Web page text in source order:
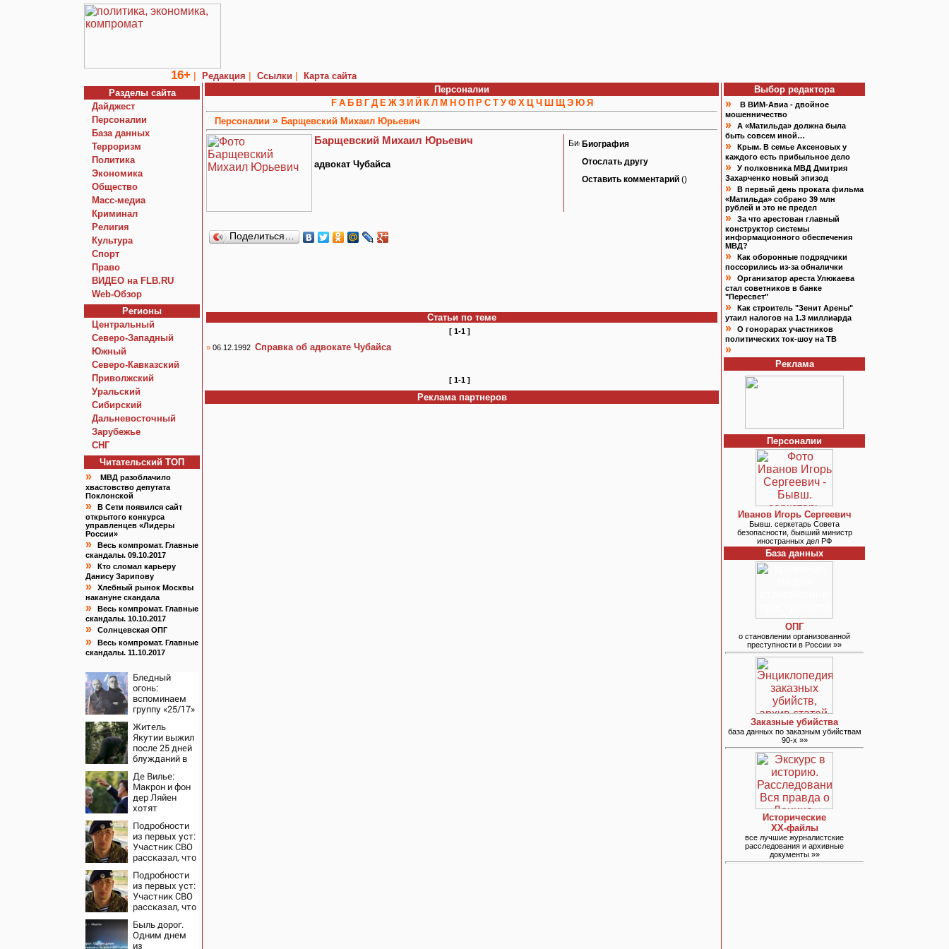
16+ | Редакция | Ссылки |
Карта сайта
Разделы сайта
Дайджест
Персоналии
База данных
Терроризм
Политика
Экономика
Общество
Macc-медиа
Криминал
Религия
Культура
Спорт
Право
ВИДЕО на FLB.RU
Web-Обзор
Регионы
Центральный
Северо-Западный
Южный
Северо-Кавказский
Приволжский
Уральский
Сибирский
Дальневосточный
Зарубежье
СНГ
Читательский TOП
»
МВД разоблачило
хвастовство депутата
Поклонской
»
В Сети появился сайт
открытого конкурса
управленцев «Лидеры
России»
»
Весь компромат. Главные
скандалы. 09.10.2017
»
Кто сломал карьеру
Данису Зарипову
»
Хлебный рынок Москвы
накануне скандала
»
Весь компромат. Главные
скандалы. 10.10.2017
» Солнцевская ОПГ
»
Весь компромат. Главные
скандалы. 11.10.2017
Бледный
огонь:
вспоминаем
группу «25/17»
(часто)
ужасную
Житель
Якутии выжил
после 25 дней
блужданий в
Де Вилье:
Макрон и фон
дер Ляйен
хотят
войну с
Россией
Подробности
из первых уст:
Участник СВО
рассказал, что
схватке с
медведем
Подробности
из первых уст:
Участник СВО
рассказал, что
схватке с
медведем
Быль дорог.
Одним днем
из
Персоналии
F А Б В Г Д Е Ж З И Й К Л М Н О П Р С Т У Ф Х Ц Ч Ш Щ Э Ю Я
Персоналии » Барщевский Михаил Юрьевич
Барщевский Михаил Юрьевич
адвокат Чубайса
Биография
Отослать другу
Оставить комментарий ()
Поделиться…
Статьи по теме
[ 1-1 ]
» 06.12.1992 Справка об адвокате Чубайса
[ 1-1 ]
Реклама партнеров
Выбор редактора
»
В ВИМ-Авиа - двойное
мошенничество
»
А «Матильда» должна была
быть совсем иной…
»
Крым. В семье Аксеновых у
каждого есть прибыльное дело
»
У полковника МВД Дмитрия
Захарченко новый эпизод
»
В первый день проката фильма
«Матильда» собрано 39 млн
рублей и это не предел
»
За что арестован главный
конструктор системы
информационного обеспечения
МВД?
»
Как оборонные подрядчики
поссорились из-за обналички
»
Организатор ареста Улюкаева
стал советников в банке
"Пересвет"
»
Как строитель "Зенит Арены"
утаил налогов на 1.3 миллиарда
»
О гонорарах участников
политических ток-шоу на ТВ
»
Реклама
Персоналии
Иванов Игорь Сергеевич
Бывш. серкетарь Совета
безопасности, бывший министр
иностранных дел РФ
База данных
ОПГ
о становлении организованной
преступности в России »»
Заказные убийства
база данных по заказным убийствам
90-х »»
Исторические
ХХ-файлы
все лучшие журналистские
расследования и архивные
документы »»